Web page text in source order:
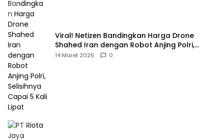
Viral! Netizen Bandingkan Harga Drone
Shahed Iran dengan Robot Anjing Polri,
Selisihnya Capai 5 Kali Lipat
14 Maret 2026 0